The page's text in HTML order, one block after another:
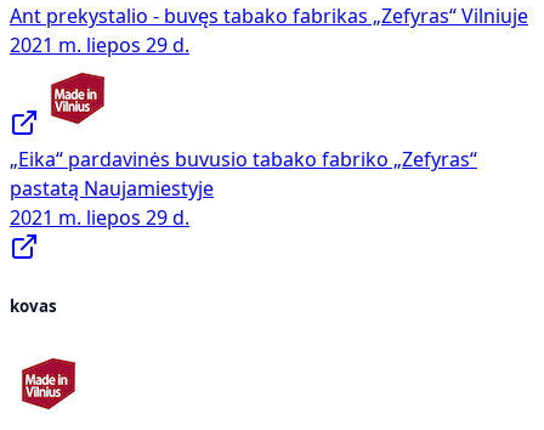
Ant prekystalio - buvęs tabako fabrikas „Zefyras“ Vilniuje
2021 m. liepos 29 d.
„Eika“ pardavinės buvusio tabako fabriko „Zefyras“
pastatą Naujamiestyje
2021 m. liepos 29 d.
kovas